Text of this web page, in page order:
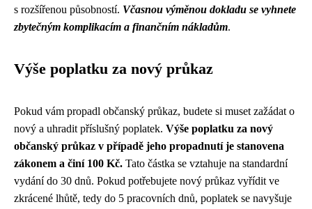
s rozšířenou působností. Včasnou výměnou dokladu se vyhnete
zbytečným komplikacím a finančním nákladům.
Výše poplatku za nový průkaz
Pokud vám propadl občanský průkaz, budete si muset zažádat o
nový a uhradit příslušný poplatek. Výše poplatku za nový
občanský průkaz v případě jeho propadnutí je stanovena
zákonem a činí 100 Kč. Tato částka se vztahuje na standardní
vydání do 30 dnů. Pokud potřebujete nový průkaz vyřídit ve
zkrácené lhůtě, tedy do 5 pracovních dnů, poplatek se navyšuje